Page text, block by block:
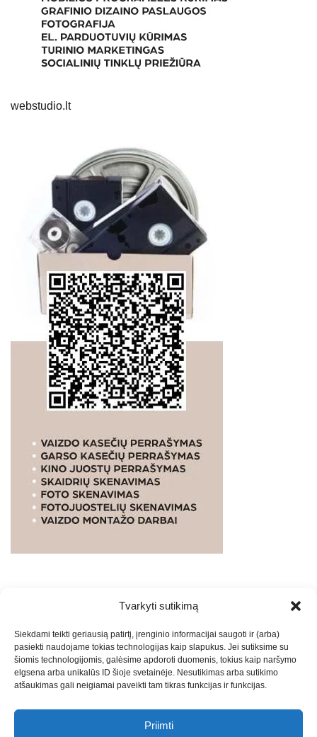
Tvarkyti sutikimą
Siekdami teikti geriausią patirtį, įrenginio informacijai saugoti ir (arba)
pasiekti naudojame tokias technologijas kaip slapukus. Jei sutiksime su
šiomis technologijomis, galėsime apdoroti duomenis, tokius kaip naršymo
elgsena arba unikalūs ID šioje svetainėje. Nesutikimas arba sutikimo
atšaukimas gali neigiamai paveikti tam tikras funkcijas ir funkcijas.
Priimti
webstudio.lt
PASLAUGOS. SEO tekstų rašymas, turinio kūrimas,
straipsnių rašymas ir talpinimas į mūsų valdomas
svetaines.2026Armijai.LTTheme: Express News ByAdore
Themes.
Marketingo agentūra -Teisinės